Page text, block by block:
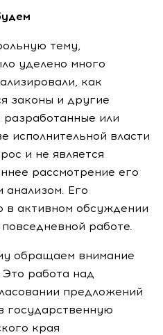
тему,
уделено много
как
законы и другие
или
исполнительной власти
и не является
рассмотрение его
анализом. Его
в активном обсуждении
работе.
обращаем внимание
работа над
предложений
государственную
края